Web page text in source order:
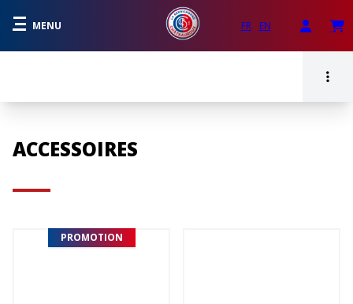
MENU FR EN
ACCESSOIRES
PROMOTION